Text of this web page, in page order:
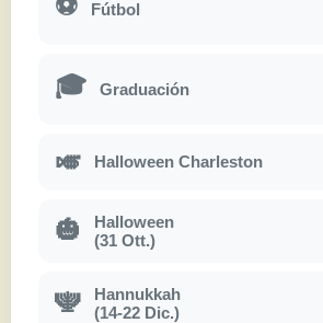
Fútbol
🎓 Graduación
🎺 Halloween Charleston
🎃
Halloween
(31 Ott.)
🕎
Hannukkah
(14-22 Dic.)